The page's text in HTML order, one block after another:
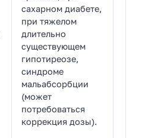
сахарном диабете,
при тяжелом
длительно
существующем
гипотиреозе,
синдроме
мальабсорбции
(может
потребоваться
коррекция дозы).